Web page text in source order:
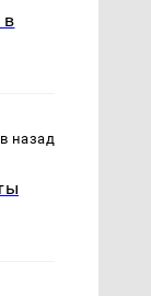
в
назад